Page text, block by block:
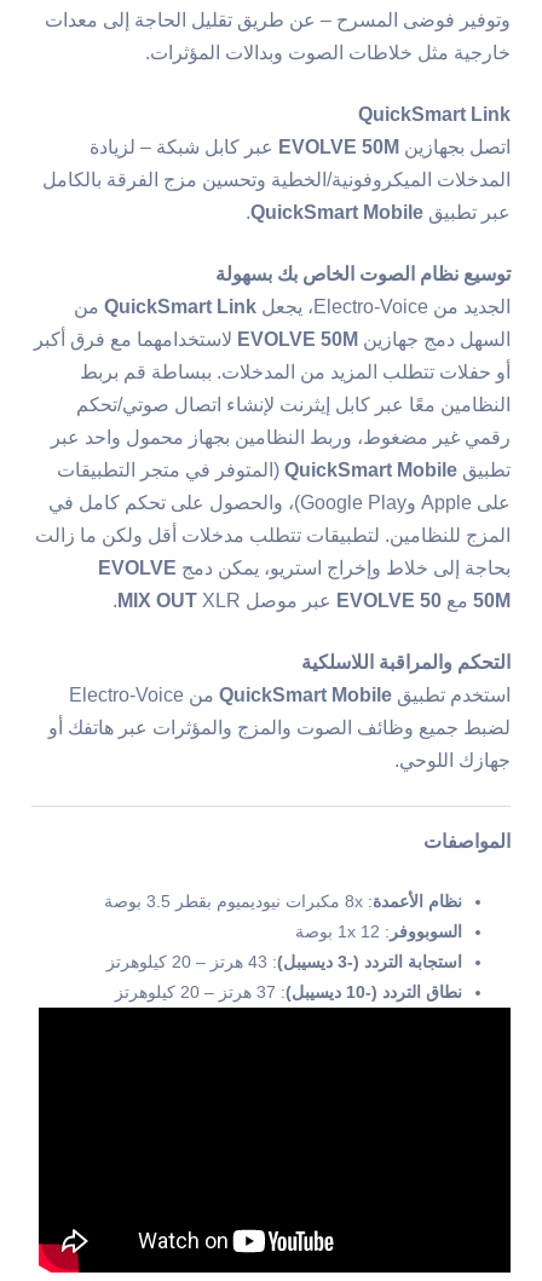
وتوفير فوضى المسرح – عن طريق تقليل الحاجة إلى معدات
خارجية مثل خلاطات الصوت وبدالات المؤثرات.
QuickSmart Link
اتصل بجهازين EVOLVE 50M عبر كابل شبكة – لزيادة
المدخلات الميكروفونية/الخطية وتحسين مزج الفرقة بالكامل
عبر تطبيقQuickSmart Mobile
.
توسيع نظام الصوت الخاص بك بسهولة
الجديد من Electro-Voice، يجعل
QuickSmart Link من
السهل دمج جهازين EVOLVE 50M لاستخدامهما مع فرق أكبر
أو حفلات تتطلب المزيد من المدخلات. ببساطة قم بربط
النظامين معًا عبر كابل إيثرنت لإنشاء اتصال صوتي/تحكم
رقمي غير مضغوط، وربط النظامين بجهاز محمول واحد عبر
تطبيقQuickSmart Mobile (المتوفر في متجر التطبيقات
على Apple وGoogle Play)، والحصول على تحكم كامل في
المزج للنظامين. لتطبيقات تتطلب مدخلات أقل ولكن ما زالت
بحاجة إلى خلاط وإخراج استريو، يمكن دمج EVOLVE
50M معEVOLVE 50 عبر موصل MIX OUTXLR.
التحكم والمراقبة اللاسلكية
استخدم تطبيقQuickSmart Mobile
من Electro-Voice
لضبط جميع وظائف الصوت والمزج والمؤثرات عبر هاتفك أو
جهازك اللوحي.
المواصفات
نظام الأعمدة: 8x مكبرات نيوديميوم بقطر 3.5 بوصة
السوبووفر : 1x 12 بوصة
استجابة التردد (-3 ديسيبل)
: 43 هرتز – 20 كيلوهرتز
نطاق التردد (-10 ديسيبل)
: 37 هرتز – 20 كيلوهرتز